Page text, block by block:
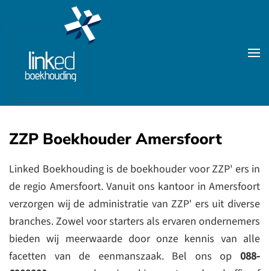
Skip to main content
ZZP Boekhouder Amersfoort
Linked Boekhouding is de boekhouder voor ZZP' ers in
de regio Amersfoort. Vanuit ons kantoor in Amersfoort
verzorgen wij de administratie van ZZP' ers uit diverse
branches. Zowel voor starters als ervaren ondernemers
bieden wij meerwaarde door onze kennis van alle
facetten van de eenmanszaak. Bel ons op 088-